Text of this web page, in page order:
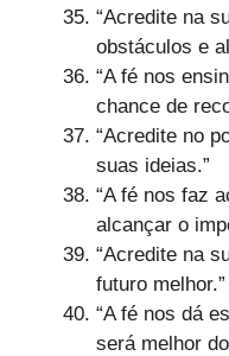
“Acredite na
obstáculos e
“A fé nos
chance de
“Acredite no
suas ideias.”
“A fé nos faz
alcançar o
“Acredite na
futuro melhor.”
“A fé nos dá
será melhor